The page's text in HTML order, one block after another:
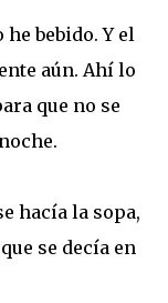
he bebido. Y el
aún. Ahí lo
que no se
hacía la sopa,
se decía en